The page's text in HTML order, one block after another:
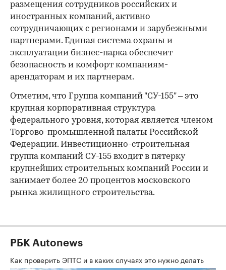
размещения сотрудников российских и
иностранных компаний, активно
сотрудничающих с регионами и зарубежными
партнерами. Единая система охраны и
эксплуатации бизнес-парка обеспечит
безопасность и комфорт компаниям-
арендаторам и их партнерам.
Отметим, что Группа компаний "СУ-155" – это
крупная корпоративная структура
федерального уровня, которая является членом
Торгово-промышленной палаты Российской
Федерации. Инвестиционно-строительная
группа компаний СУ-155 входит в пятерку
крупнейших строительных компаний России и
занимает более 20 процентов московского
рынка жилищного строительства.
РБК Autonews
Как проверить ЭПТС и в каких случаях это нужно делать